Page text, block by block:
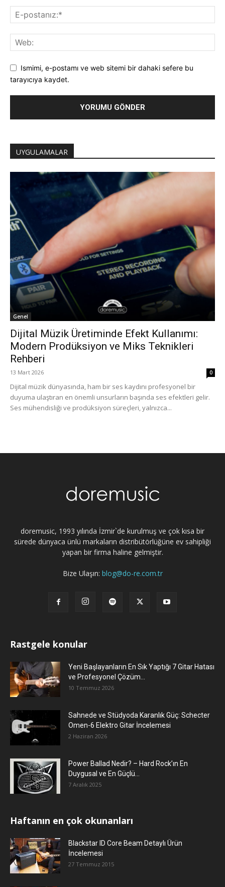
Ismimi, e-postamı ve web sitemi bir dahaki sefere bu
tarayıcıya kaydet.
UYGULAMALAR
Genel
Dijital Müzik Üretiminde Efekt Kullanımı:
Modern Prodüksiyon ve Miks Teknikleri
Rehberi
13 Mart 2026 0
Dijital müzik dünyasında, ham bir ses kaydını profesyonel bir
duyuma ulaştıran en önemli unsurların başında ses efektleri gelir.
Ses mühendisliği ve prodüksiyon süreçleri, yalnızca...
doremusic, 1993 yılında İzmir`de kurulmuş ve çok kısa bir
sürede dünyaca ünlü markaların distribütörlüğüne ev sahipliği
yapan bir firma haline gelmiştir.
Bize Ulaşın: blog@do-re.com.tr
Rastgele konular
Yeni Başlayanların En Sık Yaptığı 7 Gitar Hatası
ve Profesyonel Çözüm...
10 Temmuz 2026
Sahnede ve Stüdyoda Karanlık Güç: Schecter
Omen-6 Elektro Gitar İncelemesi
2 Haziran 2026
Power Ballad Nedir? – Hard Rock’ın En
Duygusal ve En Güçlü...
7 Aralık 2025
Haftanın en çok okunanları
Blackstar ID Core Beam Detaylı Ürün
İncelemesi
27 Temmuz 2015